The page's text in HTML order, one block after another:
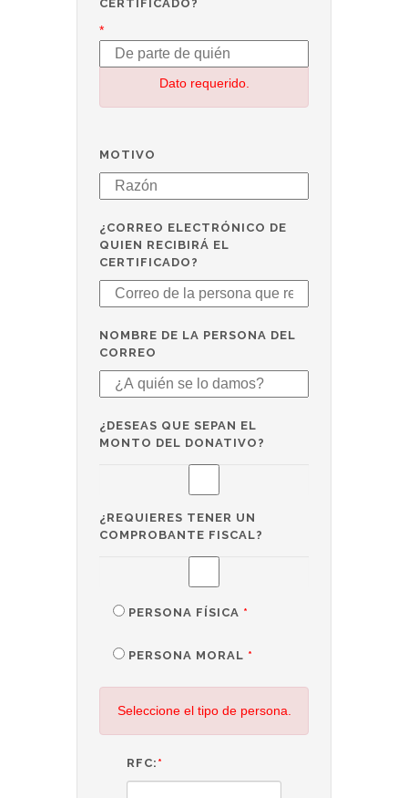
CERTIFICADO?
*
Dato requerido.
MOTIVO
¿CORREO ELECTRÓNICO DE
QUIEN RECIBIRÁ EL
CERTIFICADO?
NOMBRE DE LA PERSONA DEL
CORREO
¿DESEAS QUE SEPAN EL
MONTO DEL DONATIVO?
¿REQUIERES TENER UN
COMPROBANTE FISCAL?
PERSONA FÍSICA *
PERSONA MORAL *
Seleccione el tipo de persona.
RFC: *